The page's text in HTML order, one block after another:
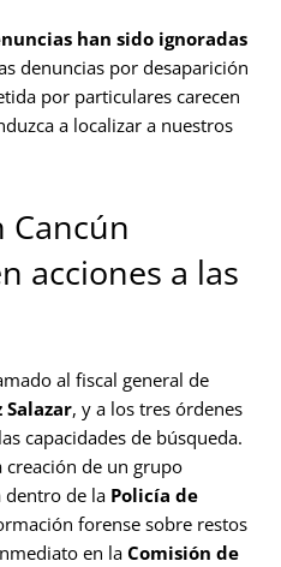
han sido ignoradas
denuncias por desaparición
por particulares carecen
a localizar a nuestros
Cancún
acciones a las
al fiscal general de
Salazar, y a los tres órdenes
capacidades de búsqueda.
creación de un grupo
dentro de la Policía de
forense sobre restos
en la Comisión de